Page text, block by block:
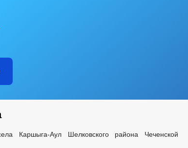
Каршыга-Аул Шелковского района Чеченской